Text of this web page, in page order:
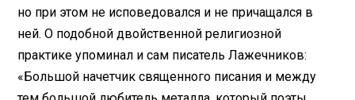
но при этом не исповедовался и не причащался в
ней. О подобной двойственной религиозной
практике упоминал и сам писатель Лажечников:
«Большой начетчик священного писания и между